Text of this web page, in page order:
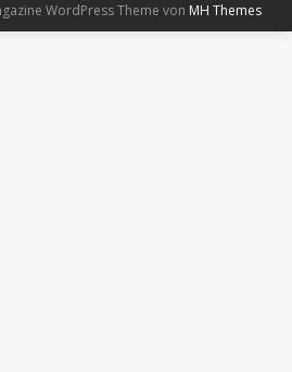
WordPress Theme von MH Themes